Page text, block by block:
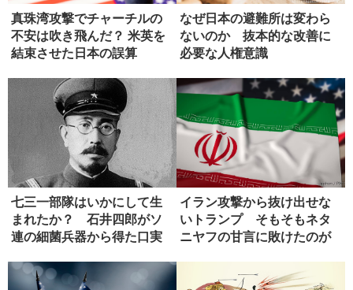
真珠湾攻撃でチャーチルの
不安は吹き飛んだ？ 米英を
結束させた日本の誤算
なぜ日本の避難所は変わら
ないのか 抜本的な改善に
必要な人権意識
七三一部隊はいかにして生
まれたか？ 石井四郎がソ
連の細菌兵器から得た口実
イラン攻撃から抜け出せな
いトランプ そもそもネタ
ニヤフの甘言に敗けたのが